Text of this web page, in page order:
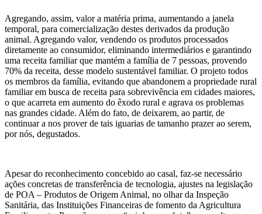
Agregando, assim, valor a matéria prima, aumentando a janela
temporal, para comercialização destes derivados da produção
animal. Agregando valor, vendendo os produtos processados
diretamente ao consumidor, eliminando intermediários e garantindo
uma receita familiar que mantém a família de 7 pessoas, provendo
70% da receita, desse modelo sustentável familiar. O projeto todos
os membros da família, evitando que abandonem a propriedade rural
familiar em busca de receita para sobrevivência em cidades maiores,
o que acarreta em aumento do êxodo rural e agrava os problemas
nas grandes cidade. Além do fato, de deixarem, ao partir, de
continuar a nos prover de tais iguarias de tamanho prazer ao serem,
por nós, degustados.
Apesar do reconhecimento concebido ao casal, faz-se necessário
ações concretas de transferência de tecnologia, ajustes na legislação
de POA – Produtos de Origem Animal, no olhar da Inspeção
Sanitária, das Instituições Financeiras de fomento da Agricultura